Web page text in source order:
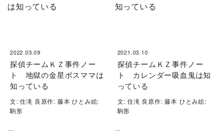
2022.03.09
探偵チームＫＺ事件ノー
ト 地獄の金星ボスママは
知っている
文: 住滝 良原作: 藤本 ひとみ絵:
駒形
2021.03.10
探偵チームＫＺ事件ノー
ト カレンダー吸血鬼は知
っている
文: 住滝 良原作: 藤本 ひとみ絵:
駒形